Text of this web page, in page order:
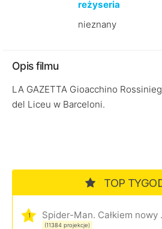
reżyseria
nieznany
Opis filmu
LA GAZETTA Gioacchino
del Liceu w Barceloni.
TOP
1
(11384 projekcje)